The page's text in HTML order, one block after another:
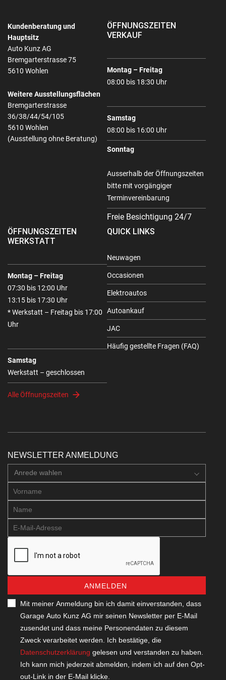
Kundenberatung und
Hauptsitz
Auto Kunz AG
Bremgarterstrasse 75
5610 Wohlen
Weitere Ausstellungsflächen
Bremgarterstrasse
36/38/44/54/105
5610 Wohlen
(Ausstellung ohne Beratung)
ÖFFNUNGSZEITEN
VERKAUF
Montag – Freitag
08:00 bis 18:30 Uhr
Samstag
08:00 bis 16:00 Uhr
Sonntag
Ausserhalb der Öffnungszeiten
bitte mit vorgängiger
Terminvereinbarung
Freie Besichtigung 24/7
ÖFFNUNGSZEITEN
WERKSTATT
Montag – Freitag
07:30 bis 12:00 Uhr
13:15 bis 17:30 Uhr
* Werkstatt – Freitag bis 17:00
Uhr
Samstag
Werkstatt – geschlossen
Alle Öffnungszeiten
QUICK LINKS
Neuwagen
Occasionen
Elektroautos
Autoankauf
JAC
Häufig gestellte Fragen (FAQ)
NEWSLETTER ANMELDUNG
Anrede wahlen
ANMELDEN
Mit meiner Anmeldung bin ich damit einverstanden, dass
Garage Auto Kunz AG mir seinen Newsletter per E-Mail
zusendet und dass meine Personendaten zu diesem
Zweck verarbeitet werden. Ich bestätige, die
Datenschutzerklärung gelesen und verstanden zu haben.
Ich kann mich jederzeit abmelden, indem ich auf den Opt-
out-Link in der E-Mail klicke.